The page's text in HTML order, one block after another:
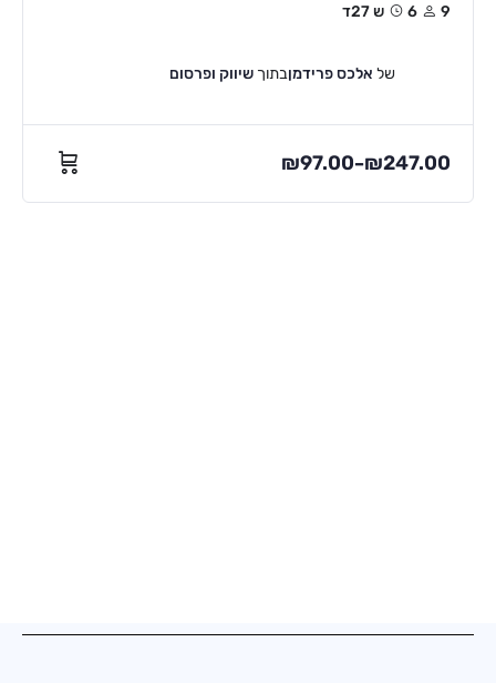
9 6ש 27ד
של אלכס פרידמןבתוך שיווק ופרסום
₪97.00–₪247.00